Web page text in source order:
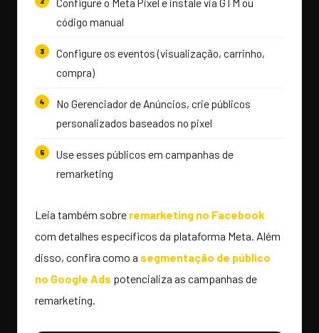
código manual
Configure os eventos (visualização, carrinho,
compra)
No Gerenciador de Anúncios, crie públicos
personalizados baseados no pixel
Use esses públicos em campanhas de
remarketing
Leia também sobre remarketing no Facebook
com detalhes específicos da plataforma Meta. Além
disso, confira como a segmentação de público
no Google Ads potencializa as campanhas de
remarketing.